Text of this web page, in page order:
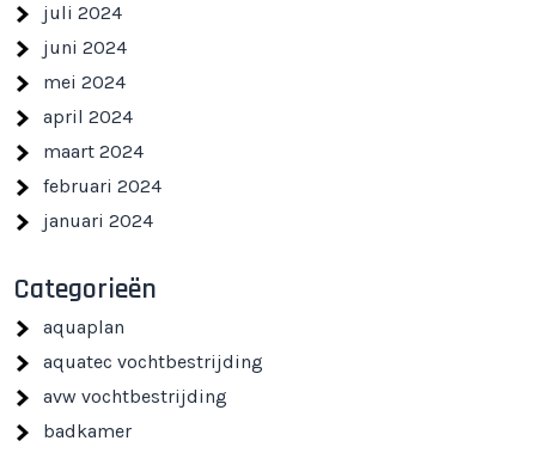
juli 2024
juni 2024
mei 2024
april 2024
maart 2024
februari 2024
januari 2024
Categorieën
aquaplan
aquatec vochtbestrijding
avw vochtbestrijding
badkamer